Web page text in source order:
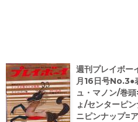
週刊プレイボ
月16日号No.3●
ュ・マノン/巻
ょ/センターピ
ニピンナップ=